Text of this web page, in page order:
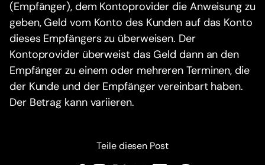
(Empfänger), dem Kontoprovider die Anweisung zu
geben, Geld vom Konto des Kunden auf das Konto
dieses Empfängers zu überweisen. Der
Kontoprovider überweist das Geld dann an den
Empfänger zu einem oder mehreren Terminen, die
der Kunde und der Empfänger vereinbart haben.
Der Betrag kann variieren.
Teile diesen Post